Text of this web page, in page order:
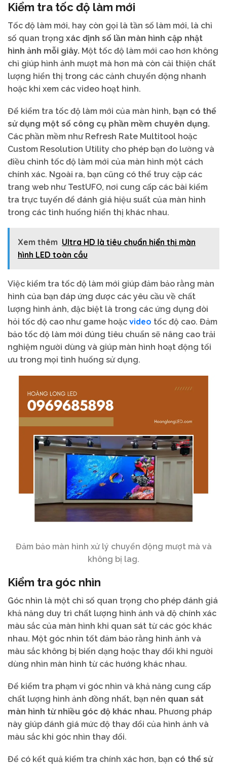
Kiểm tra tốc độ làm mới
Tốc độ làm mới, hay còn gọi là tần số làm mới, là chỉ
số quan trọng xác định số lần màn hình cập nhật
hình ảnh mỗi giây. Một tốc độ làm mới cao hơn không
chỉ giúp hình ảnh mượt mà hơn mà còn cải thiện chất
lượng hiển thị trong các cảnh chuyển động nhanh
hoặc khi xem các video hoạt hình.
Để kiểm tra tốc độ làm mới của màn hình, bạn có thể
sử dụng một số công cụ phần mềm chuyên dụng.
Các phần mềm như Refresh Rate Multitool hoặc
Custom Resolution Utility cho phép bạn đo lường và
điều chỉnh tốc độ làm mới của màn hình một cách
chính xác. Ngoài ra, bạn cũng có thể truy cập các
trang web như TestUFO, nơi cung cấp các bài kiểm
tra trực tuyến để đánh giá hiệu suất của màn hình
trong các tình huống hiển thị khác nhau.
Xem thêm Ultra HD là tiêu chuẩn hiển thị màn
hình LED toàn cầu
Việc kiểm tra tốc độ làm mới giúp đảm bảo rằng màn
hình của bạn đáp ứng được các yêu cầu về chất
lượng hình ảnh, đặc biệt là trong các ứng dụng đòi
hỏi tốc độ cao như game hoặc video tốc độ cao. Đảm
bảo tốc độ làm mới đúng tiêu chuẩn sẽ nâng cao trải
nghiệm người dùng và giúp màn hình hoạt động tối
ưu trong mọi tình huống sử dụng.
Đảm bảo màn hình xử lý chuyển động mượt mà và
không bị lag.
Kiểm tra góc nhìn
Góc nhìn là một chỉ số quan trọng cho phép đánh giá
khả năng duy trì chất lượng hình ảnh và độ chính xác
màu sắc của màn hình khi quan sát từ các góc khác
nhau. Một góc nhìn tốt đảm bảo rằng hình ảnh và
màu sắc không bị biến dạng hoặc thay đổi khi người
dùng nhìn màn hình từ các hướng khác nhau.
Để kiểm tra phạm vi góc nhìn và khả năng cung cấp
chất lượng hình ảnh đồng nhất, bạn nên quan sát
màn hình từ nhiều góc độ khác nhau. Phương pháp
này giúp đánh giá mức độ thay đổi của hình ảnh và
màu sắc khi góc nhìn thay đổi.
Để có kết quả kiểm tra chính xác hơn, bạn có thể sử